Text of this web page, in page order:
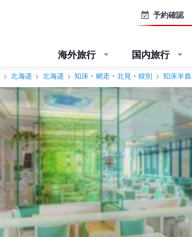
予約確認
海外旅行 国内旅行
北海道 北海道 知床・網走・北見・紋別 知床半島